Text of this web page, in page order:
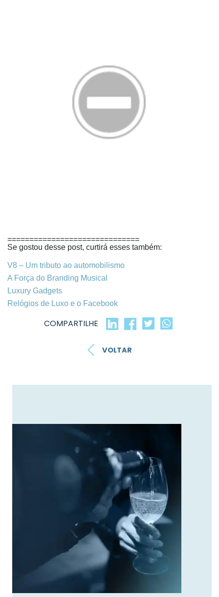
==============================
Se gostou desse post, curtirá esses também:
V8 – Um tributo ao automobilismo
A Força do Branding Musical
Luxury Gadgets
Relógios de Luxo e o Facebook
COMPARTILHE
VOLTAR